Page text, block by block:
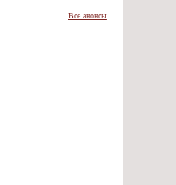
Все анонсы